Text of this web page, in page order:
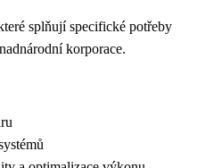
splňují specifické potřeby
korporace.